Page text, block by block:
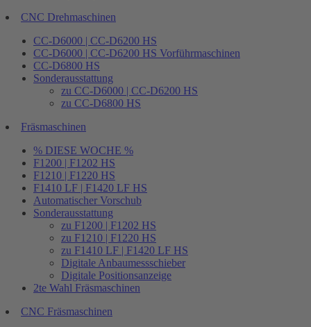
CNC Drehmaschinen
CC-D6000 | CC-D6200 HS
CC-D6000 | CC-D6200 HS Vorführmaschinen
CC-D6800 HS
Sonderausstattung
zu CC-D6000 | CC-D6200 HS
zu CC-D6800 HS
Fräsmaschinen
% DIESE WOCHE %
F1200 | F1202 HS
F1210 | F1220 HS
F1410 LF | F1420 LF HS
Automatischer Vorschub
Sonderausstattung
zu F1200 | F1202 HS
zu F1210 | F1220 HS
zu F1410 LF | F1420 LF HS
Digitale Anbaumessschieber
Digitale Positionsanzeige
2te Wahl Fräsmaschinen
CNC Fräsmaschinen